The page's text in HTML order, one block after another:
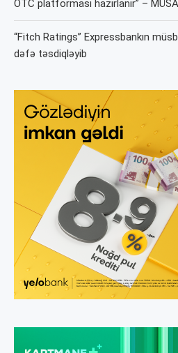
OTC platforması hazırlanır” –
“Fitch Ratings” Expressbankın
dəfə təsdiqləyib